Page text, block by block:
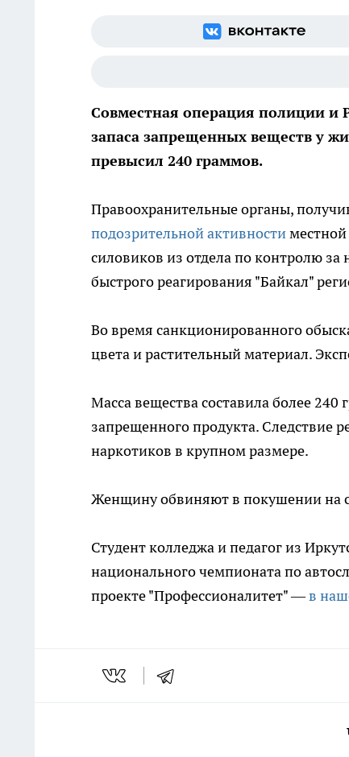
Совместная операция полиции и
запаса запрещенных веществ у
превысил 240 граммов.
Правоохранительные органы,
подозрительной активности
силовиков из отдела по контролю
быстрого реагирования "Байкал"
Во время санкционированного
цвета и растительный материал.
Масса вещества составила более
запрещенного продукта. Следствие
наркотиков в крупном размере.
Женщину обвиняют в покушении на
Студент колледжа и педагог из
национального чемпионата по
проекте "Профессионалитет" —в